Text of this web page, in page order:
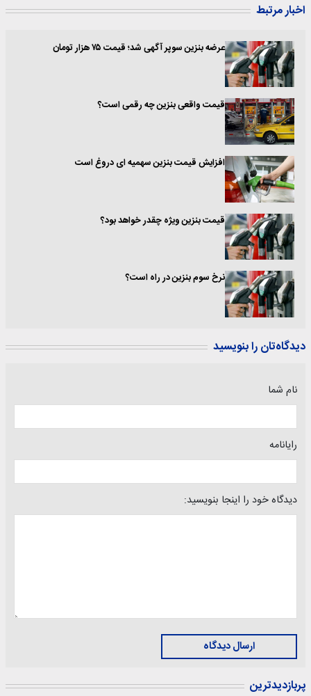
اخبار مرتبط
عرضه بنزین سوپر آگهی شد؛ قیمت ۷۵ هزار تومان
قیمت واقعی بنزین چه رقمی است؟
افزایش قیمت بنزین سهمیه ای دروغ است
قیمت بنزین ویژه چقدر خواهد بود؟
نرخ سوم بنزین در راه است؟
دیدگاه‌تان را بنویسید
نام شما
رایانامه
دیدگاه خود را اینجا بنویسید:
ارسال دیدگاه
پربازدیدترین